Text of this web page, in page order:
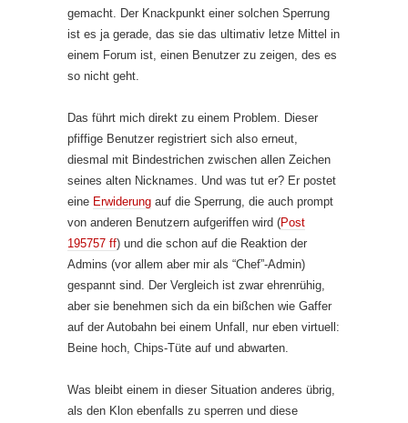
gemacht. Der Knackpunkt einer solchen Sperrung
ist es ja gerade, das sie das ultimativ letze Mittel in
einem Forum ist, einen Benutzer zu zeigen, des es
so nicht geht.
Das führt mich direkt zu einem Problem. Dieser
pfiffige Benutzer registriert sich also erneut,
diesmal mit Bindestrichen zwischen allen Zeichen
seines alten Nicknames. Und was tut er? Er postet
eine Erwiderung auf die Sperrung, die auch prompt
von anderen Benutzern aufgeriffen wird (Post
195757 ff) und die schon auf die Reaktion der
Admins (vor allem aber mir als “Chef”-Admin)
gespannt sind. Der Vergleich ist zwar ehrenrühig,
aber sie benehmen sich da ein bißchen wie Gaffer
auf der Autobahn bei einem Unfall, nur eben virtuell:
Beine hoch, Chips-Tüte auf und abwarten.
Was bleibt einem in dieser Situation anderes übrig,
als den Klon ebenfalls zu sperren und diese